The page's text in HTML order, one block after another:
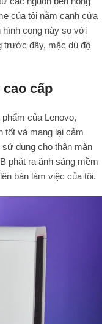
của tôi nằm cạnh cửa
hình cong này so với
trước đây, mặc dù độ
cấp
của Lenovo,
tốt và mang lại cảm
dụng cho thân màn
phát ra ánh sáng mềm
bàn làm việc của tôi.